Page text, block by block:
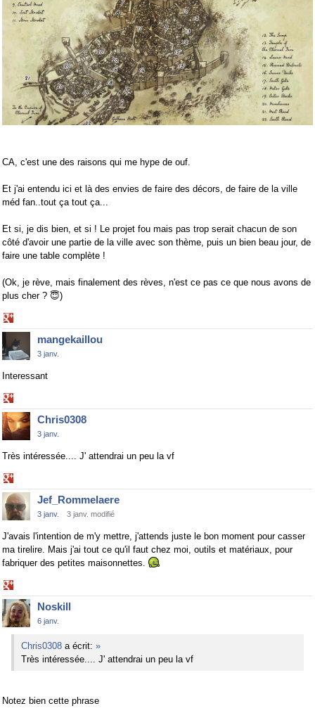
CA, c'est une des raisons qui me hype de ouf.
Et j'ai entendu ici et là des envies de faire des décors, de faire de la ville
méd fan..tout ça tout ça...
Et si, je dis bien, et si ! Le projet fou mais pas trop serait chacun de son
côté d'avoir une partie de la ville avec son thème, puis un bien beau jour, de
faire une table complète !
(Ok, je rève, mais finalement des rèves, n'est ce pas ce que nous avons de
plus cher ? 😇)
on
Google+mangekaillou
3 janv.
Interessant
on
Google+Chris0308
3 janv.
Très intéressée.... J' attendrai un peu la vf
on
Google+Jef_Rommelaere
3 janv. 3 janv. modifié
J'avais l'intention de m'y mettre, j'attends juste le bon moment pour casser
ma tirelire. Mais j'ai tout ce qu'il faut chez moi, outils et matériaux, pour
fabriquer des petites maisonnettes.
on
Google+Noskill
6 janv.
Chris0308 a écrit: »
Très intéressée.... J' attendrai un peu la vf
Notez bien cette phrase